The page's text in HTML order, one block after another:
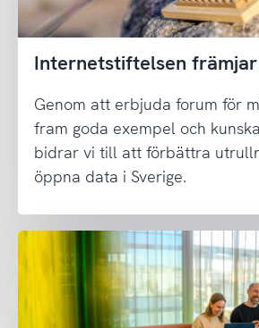
Internetstiftelsen
Genom att erbjuda forum för
fram goda exempel och
bidrar vi till att förbättra
öppna data i Sverige.